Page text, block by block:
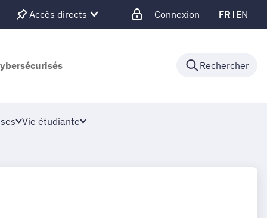
Accès directs Connexion FR EN
Rechercher
Vie étudiante